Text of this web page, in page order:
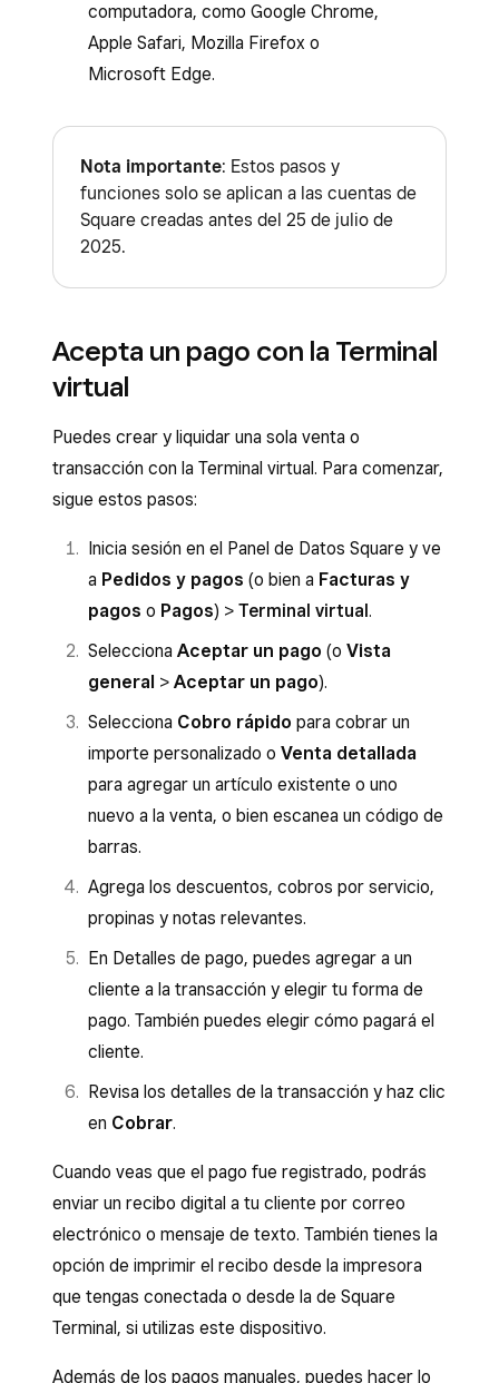
computadora, como Google Chrome,
Apple Safari, Mozilla Firefox o
Microsoft Edge.
Nota importante: Estos pasos y
funciones solo se aplican a las cuentas de
Square creadas antes del 25 de julio de
2025.
Acepta un pago con la Terminal
virtual
Puedes crear y liquidar una sola venta o
transacción con la Terminal virtual. Para comenzar,
sigue estos pasos:
Inicia sesión en el Panel de Datos Square y ve
a Pedidos y pagos (o bien a Facturas y
pagos o Pagos) > Terminal virtual.
Selecciona Aceptar un pago (o Vista
general > Aceptar un pago).
Selecciona Cobro rápido para cobrar un
importe personalizado o Venta detallada
para agregar un artículo existente o uno
nuevo a la venta, o bien escanea un código de
barras.
Agrega los descuentos, cobros por servicio,
propinas y notas relevantes.
En Detalles de pago, puedes agregar a un
cliente a la transacción y elegir tu forma de
pago. También puedes elegir cómo pagará el
cliente.
Revisa los detalles de la transacción y haz clic
en Cobrar.
Cuando veas que el pago fue registrado, podrás
enviar un recibo digital a tu cliente por correo
electrónico o mensaje de texto. También tienes la
opción de imprimir el recibo desde la impresora
que tengas conectada o desde la de Square
Terminal, si utilizas este dispositivo.
Además de los pagos manuales, puedes hacer lo